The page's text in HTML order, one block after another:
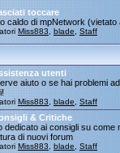
toccare
caldo di mpNetwork (vietato
Miss883 blade Staff
utenti
aiuto o se hai problemi
Miss883 blade Staff
& Critiche
dedicato ai consigli su come
di nuovi forum
Miss883 blade Staff